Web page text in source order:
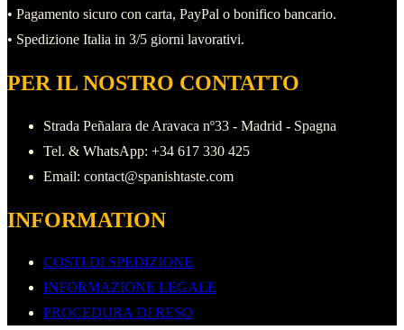
possono
essere
nella
• Pagamento sicuro con carta, PayPal o bonifico bancario.
• Spedizione Italia in 3/5 giorni lavorativi.
PER IL NOSTRO CONTATTO
Strada Peñalara de Aravaca nº33 - Madrid - Spagna
Tel. & WhatsApp: +34 617 330 425
Email: contact@spanishtaste.com
INFORMATION
COSTI DI SPEDIZIONE
INFORMAZIONE LEGALE
PROCEDURA DI RESO